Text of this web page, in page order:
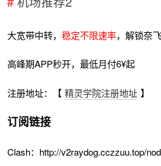
大宽带中转，稳定不限速率，解锁奈飞
高峰期APP秒开，最低月付6¥起
注册地址：【 精灵学院注册地址 】
订阅链接
Clash：http://v2raydog.cczzuu.top/